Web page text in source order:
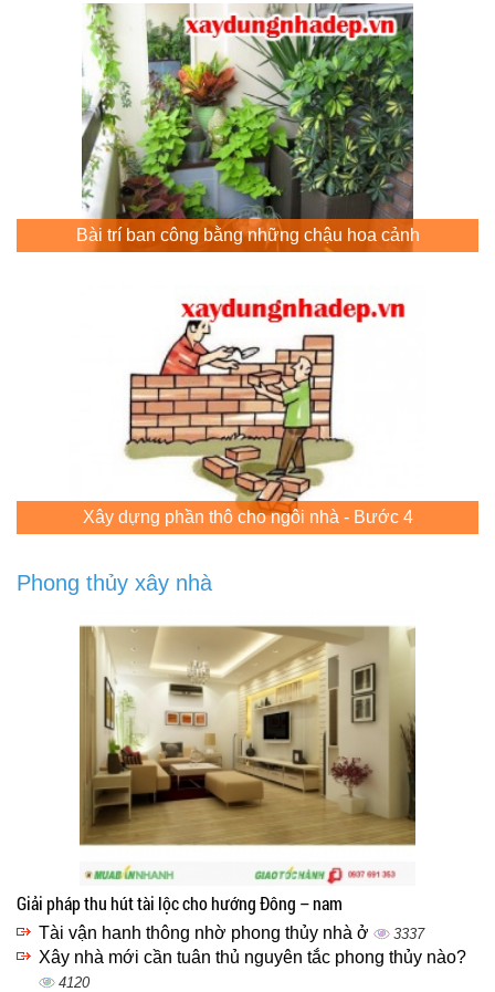
Bài trí ban công bằng những chậu hoa cảnh
Xây dựng phần thô cho ngôi nhà - Bước 4
Phong thủy xây nhà
Giải pháp thu hút tài lộc cho hướng Đông – nam
Tài vận hanh thông nhờ phong thủy nhà ở 3337
Xây nhà mới cần tuân thủ nguyên tắc phong thủy nào?
4120